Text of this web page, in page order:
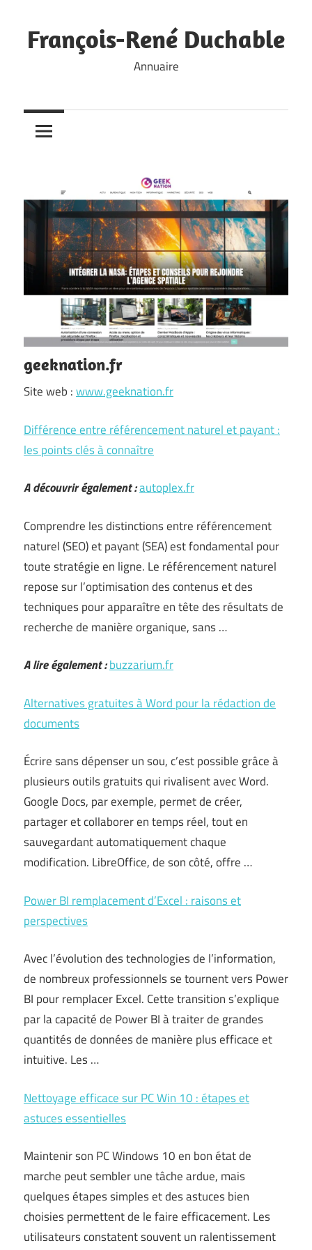
to
content
François-René Duchable
Annuaire
geeknation.fr
Site web :www.geeknation.fr
Différence entre référencement naturel et payant :
les points clés à connaître
A découvrir également :autoplex.fr
Comprendre les distinctions entre référencement
naturel (SEO) et payant (SEA) est fondamental pour
toute stratégie en ligne. Le référencement naturel
repose sur l’optimisation des contenus et des
techniques pour apparaître en tête des résultats de
recherche de manière organique, sans …
A lire également :buzzarium.fr
Alternatives gratuites à Word pour la rédaction de
documents
Écrire sans dépenser un sou, c’est possible grâce à
plusieurs outils gratuits qui rivalisent avec Word.
Google Docs, par exemple, permet de créer,
partager et collaborer en temps réel, tout en
sauvegardant automatiquement chaque
modification. LibreOffice, de son côté, offre …
Power BI remplacement d’Excel : raisons et
perspectives
Avec l’évolution des technologies de l’information,
de nombreux professionnels se tournent vers Power
BI pour remplacer Excel. Cette transition s’explique
par la capacité de Power BI à traiter de grandes
quantités de données de manière plus efficace et
intuitive. Les …
Nettoyage efficace sur PC Win 10 : étapes et
astuces essentielles
Maintenir son PC Windows 10 en bon état de
marche peut sembler une tâche ardue, mais
quelques étapes simples et des astuces bien
choisies permettent de le faire efficacement. Les
utilisateurs constatent souvent un ralentissement